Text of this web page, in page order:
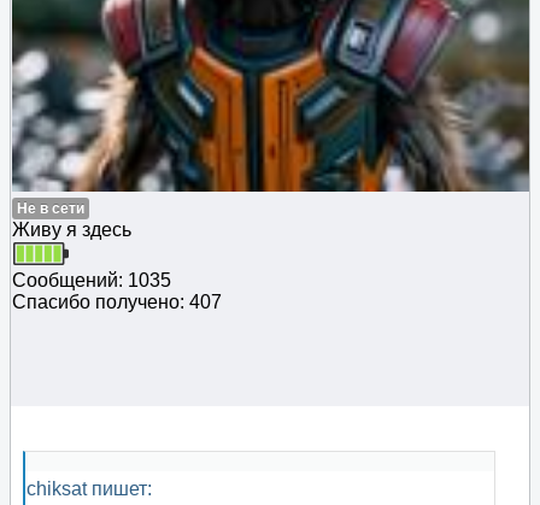
Не в сети
Живу я здесь
Сообщений: 1035
Спасибо получено: 407
chiksat пишет: